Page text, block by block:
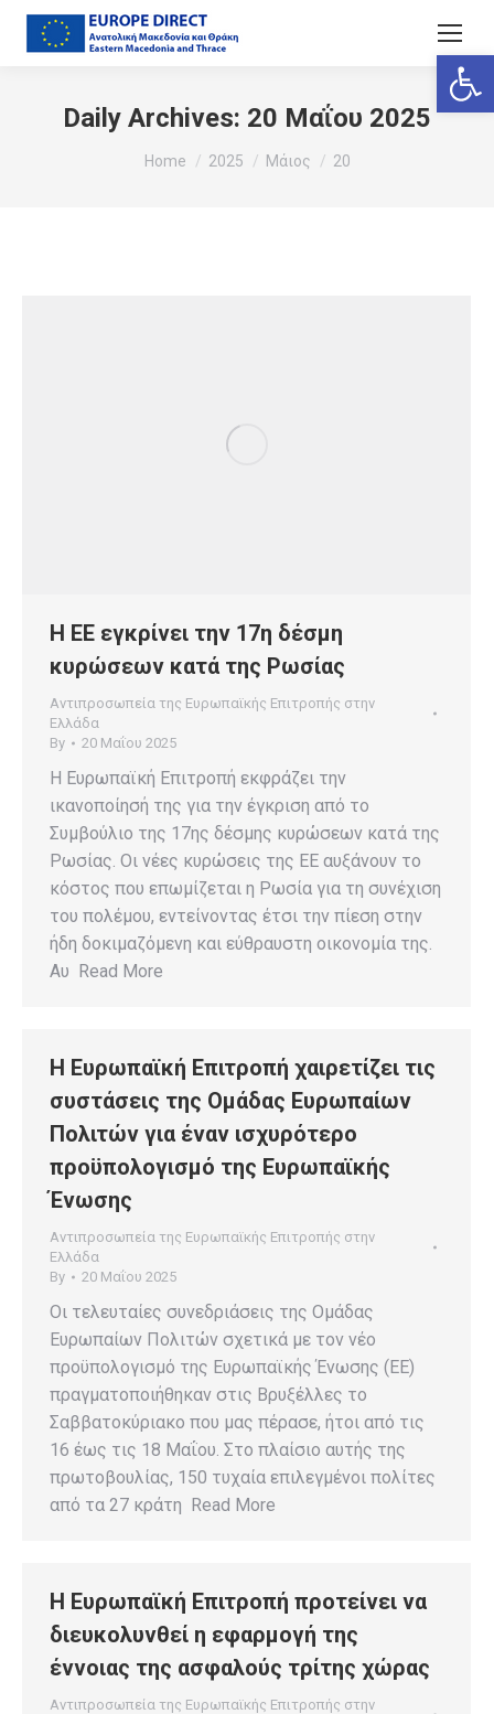
Daily Archives: 20 Μαΐου 2025
You are here:
Home 2025 Μάιος 20
Η ΕΕ εγκρίνει την 17η δέσμη
κυρώσεων κατά της Ρωσίας
Αντιπροσωπεία της Ευρωπαϊκής Επιτροπής στην
Ελλάδα
By
20 Μαΐου 2025
Η Ευρωπαϊκή Επιτροπή εκφράζει την
ικανοποίησή της για την έγκριση από το
Συμβούλιο της 17ης δέσμης κυρώσεων κατά της
Ρωσίας. Οι νέες κυρώσεις της ΕΕ αυξάνουν το
κόστος που επωμίζεται η Ρωσία για τη συνέχιση
του πολέμου, εντείνοντας έτσι την πίεση στην
ήδη δοκιμαζόμενη και εύθραυστη οικονομία της.
Αυ Read More
Η Ευρωπαϊκή Επιτροπή χαιρετίζει τις
συστάσεις της Ομάδας Ευρωπαίων
Πολιτών για έναν ισχυρότερο
προϋπολογισμό της Ευρωπαϊκής
Ένωσης
Αντιπροσωπεία της Ευρωπαϊκής Επιτροπής στην
Ελλάδα
By
20 Μαΐου 2025
Οι τελευταίες συνεδριάσεις της Ομάδας
Ευρωπαίων Πολιτών σχετικά με τον νέο
προϋπολογισμό της Ευρωπαϊκής Ένωσης (ΕΕ)
πραγματοποιήθηκαν στις Βρυξέλλες το
Σαββατοκύριακο που μας πέρασε, ήτοι από τις
16 έως τις 18 Μαΐου. Στο πλαίσιο αυτής της
πρωτοβουλίας, 150 τυχαία επιλεγμένοι πολίτες
από τα 27 κράτη Read More
Η Ευρωπαϊκή Επιτροπή προτείνει να
διευκολυνθεί η εφαρμογή της
έννοιας της ασφαλούς τρίτης χώρας
Αντιπροσωπεία της Ευρωπαϊκής Επιτροπής στην